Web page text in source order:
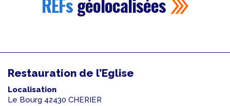
RÉFsgéolocalisées
Restauration de l’Eglise
Localisation
Le Bourg 42430 CHERIER